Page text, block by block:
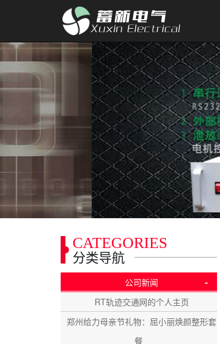
CATEGORIES
分类导航
公司新闻 -
RT轨迹交通网的个人主页
郑州给力母亲节礼物：屈小丽焕颜整形套
餐